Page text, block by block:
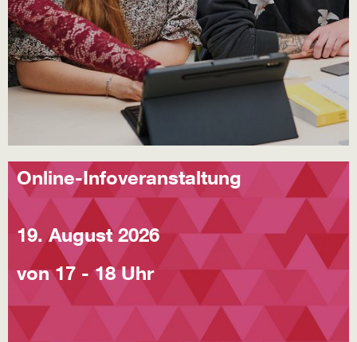
Online-Infoveranstaltung
19. August 2026
von 17 - 18 Uhr